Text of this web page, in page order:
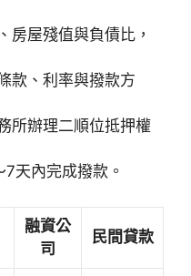
房屋殘值與負債比，
款、利率與撥款方
所辦理二順位抵押權
天內完成撥款。
融資公
司
民間貸款